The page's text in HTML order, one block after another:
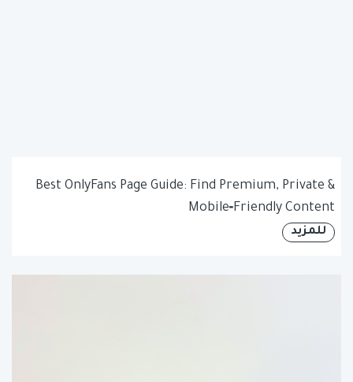
Best OnlyFans Page Guide: Find Premium, Private &
Mobile‑Friendly Content
للمزيد